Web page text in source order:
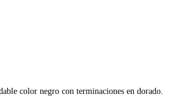
color negro con terminaciones en dorado.